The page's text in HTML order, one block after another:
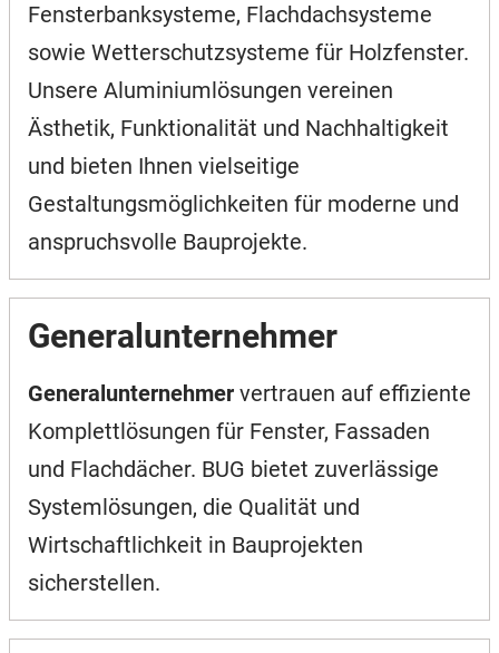
Fensterbanksysteme, Flachdachsysteme
sowie Wetterschutzsysteme für Holzfenster.
Unsere Aluminiumlösungen vereinen
Ästhetik, Funktionalität und Nachhaltigkeit
und bieten Ihnen vielseitige
Gestaltungsmöglichkeiten für moderne und
anspruchsvolle Bauprojekte.
Generalunternehmer
Generalunternehmer vertrauen auf effiziente
Komplettlösungen für Fenster, Fassaden
und Flachdächer. BUG bietet zuverlässige
Systemlösungen, die Qualität und
Wirtschaftlichkeit in Bauprojekten
sicherstellen.